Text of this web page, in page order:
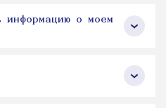
информацию о моем